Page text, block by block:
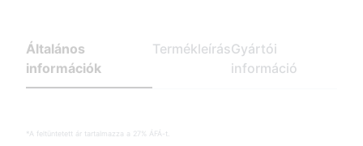
Általános
információk
TermékleírásGyártói
információ
*A feltüntetett ár tartalmazza a 27% ÁFÁ-t.